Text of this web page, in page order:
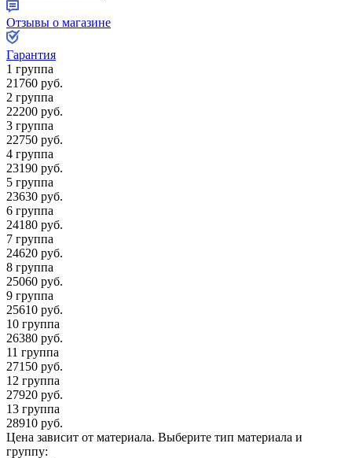
Отзывы о магазине
Гарантия
1 группа
21760 руб.
2 группа
22200 руб.
3 группа
22750 руб.
4 группа
23190 руб.
5 группа
23630 руб.
6 группа
24180 руб.
7 группа
24620 руб.
8 группа
25060 руб.
9 группа
25610 руб.
10 группа
26380 руб.
11 группа
27150 руб.
12 группа
27920 руб.
13 группа
28910 руб.
Цена зависит от материала. Выберите тип материала и
группу: